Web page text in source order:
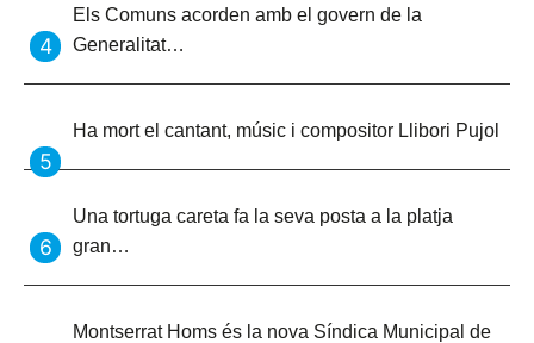
Els Comuns acorden amb el govern de la
Generalitat…
Ha mort el cantant, músic i compositor Llibori Pujol
Una tortuga careta fa la seva posta a la platja
gran…
Montserrat Homs és la nova Síndica Municipal de